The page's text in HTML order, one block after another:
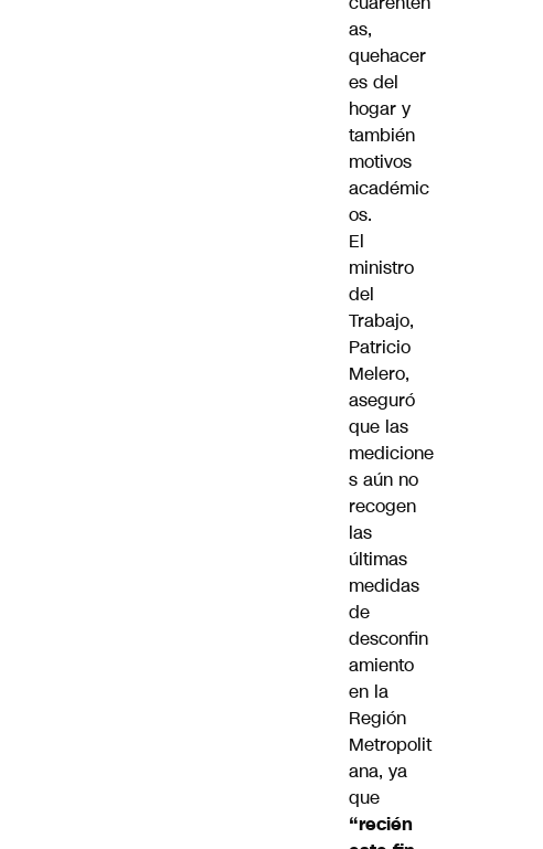
as,
quehacer
es del
hogar y
también
motivos
académic
os.
El
ministro
del
Trabajo,
Patricio
Melero,
aseguró
que las
medicione
s aún no
recogen
las
últimas
medidas
de
desconfin
amiento
en la
Región
Metropolit
ana, ya
que
“recién